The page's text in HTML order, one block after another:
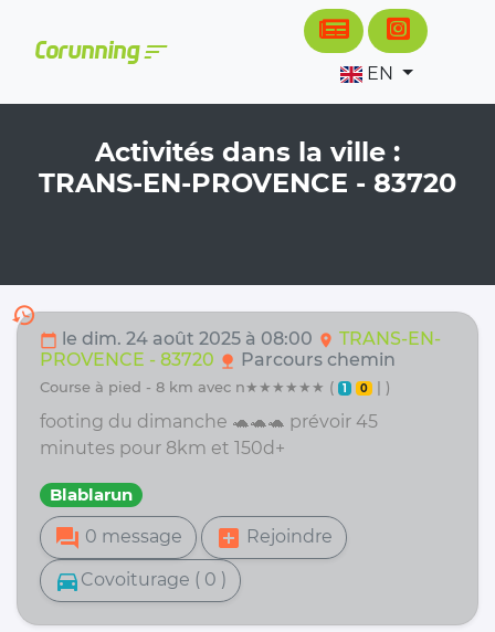
Corunningsort
EN
Activités dans la ville :
TRANS-EN-PROVENCE - 83720
history
calendar_today le dim. 24 août 2025 à 08:00 location_on TRANS-EN-
PROVENCE - 83720 nature Parcours chemin
course à pied - 8 km avec n★★★★★★ ( 1 0 | )
footing du dimanche 🐢🐢🐢 prévoir 45
minutes pour 8km et 150d+
Blablarun
forum 0 message add_box Rejoindre
directions_car Covoiturage ( 0 )